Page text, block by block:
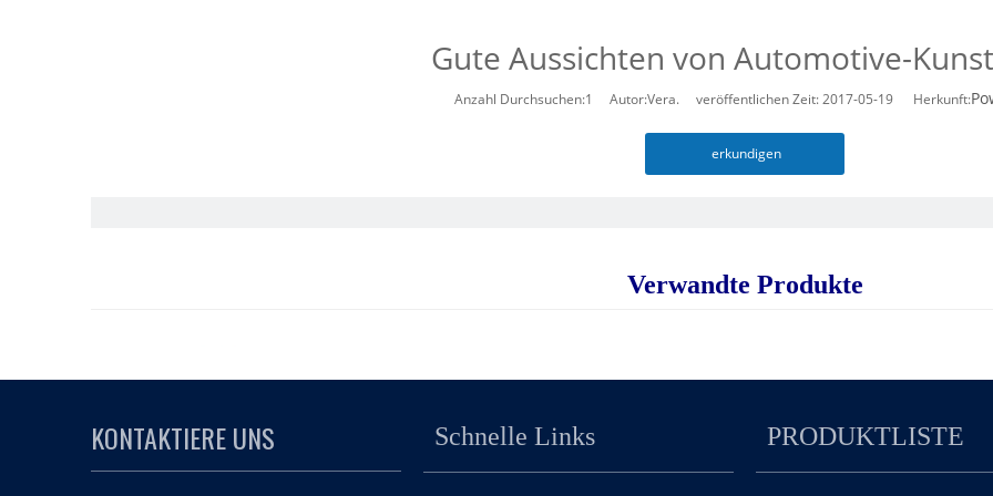
Gute Aussichten von Automotive-
Anzahl Durchsuchen:1 Autor:Vera. veröffentlichen Zeit: 2017-05-19 Herkunft:
erkundigen
Verwandte Produkte
KONTAKTIERE UNS Schnelle Links PRODUKTLISTE